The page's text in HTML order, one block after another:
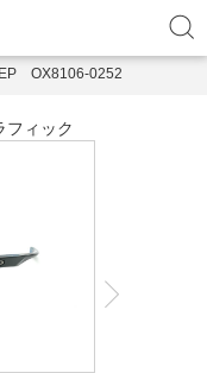
OX8106-0252
フィック